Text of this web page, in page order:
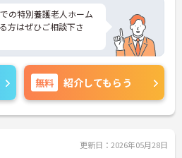
の特別養護老人ホーム
方はぜひご相談下さ
無料 紹介してもらう
更新日：2026年05月28日